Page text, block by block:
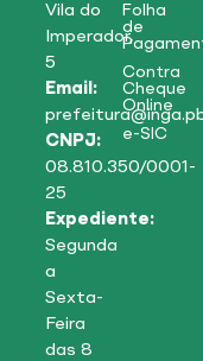
Vila do
Imperador,
5
Email:
CNPJ:
08.810.350/0001-
25
Expediente:
Segunda
a
Sexta-
Feira
das 8
Folha
de
Contra
Cheque
Online
e-SIC